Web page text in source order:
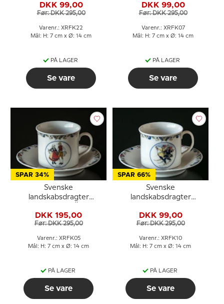
DKK 99,00
Før: DKK 295,00
Varenr.: XRFK22
Mål: H: 7 cm x Ø: 14 cm
PÅ LAGER
Se vare
DKK 99,00
Før: DKK 295,00
Varenr.: XRFK07
Mål: H: 7 cm x Ø: 14 cm
PÅ LAGER
Se vare
SPAR 34%
Svenske
landskabsdragter
DKK 195,00
Før: DKK 295,00
Varenr.: XRFK05
Mål: H: 7 cm x Ø: 14 cm
PÅ LAGER
Se vare
SPAR 66%
Svenske
landskabsdragter
DKK 99,00
Før: DKK 295,00
Varenr.: XRFK10
Mål: H: 7 cm x Ø: 14 cm
PÅ LAGER
Se vare